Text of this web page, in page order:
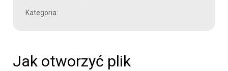
Kategoria:
Jak otworzyć plik